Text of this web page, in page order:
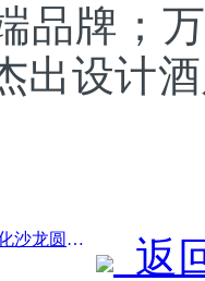
品牌；
出设计
前一篇：小度AI酒店2024数字化沙龙圆满收官！加速重构未来酒店体验
返